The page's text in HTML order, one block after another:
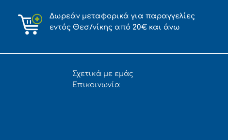
Δωρεάν μεταφορικά για παραγγελίες
εντός Θεσ/νίκης από 20€ και άνω
Σχετικά με εμάς
Επικοινωνία